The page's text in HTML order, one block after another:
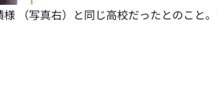
（写真右）と同じ高校だったとのこと。